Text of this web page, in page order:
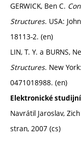
GERWICK, Ben C.
Structures. USA:
18113-2. (en)
LIN, T. Y. a BURNS,
Structures. New
0471018988. (en)
Elektronické studijní
Navrátil Jaroslav,
stran, 2007 (cs)